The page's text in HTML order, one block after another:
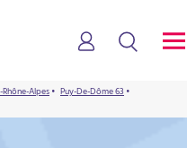
Alpes• Puy-De-Dôme 63•